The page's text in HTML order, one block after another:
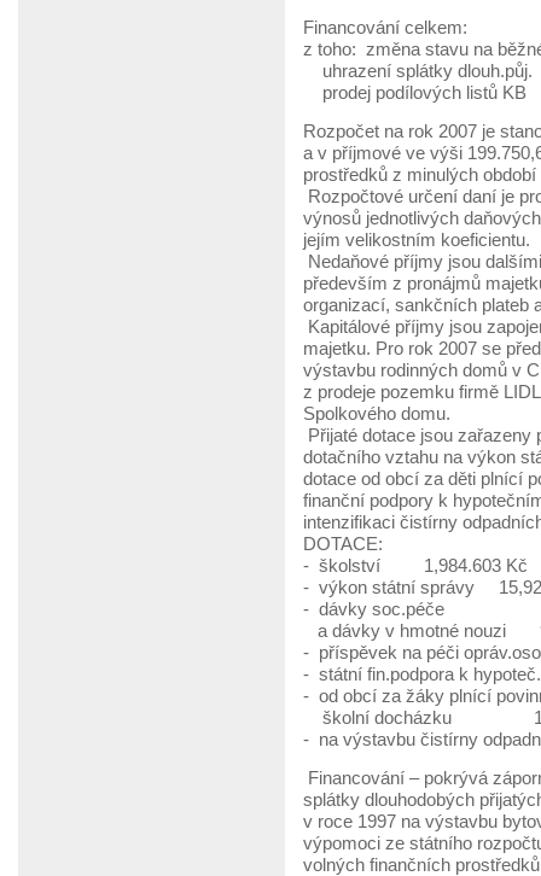
Financování celkem:
z toho: změna stavu na
uhrazení splátky
prodej podílových listů
Rozpočet na rok 2007 je
a v příjmové ve výši
prostředků z minulých
Rozpočtové určení daní je
výnosů jednotlivých
jejím velikostním koeficientu.
Nedaňové příjmy jsou
především z pronájmů
organizací, sankčních plateb
Kapitálové příjmy jsou
majetku. Pro rok 2007 se
výstavbu rodinných domů v
z prodeje pozemku firmě
Spolkového domu.
Přijaté dotace jsou
dotačního vztahu na výkon
dotace od obcí za děti plnící
finanční podpory k
intenzifikaci čistírny
DOTACE:
- školství 1,984.603 Kč
- výkon státní správy
- dávky soc.péče
a dávky v hmotné nouzi
- příspěvek na péči
- státní fin.podpora k
- od obcí za žáky plnící
školní docházku
- na výstavbu čistírny
Financování – pokrývá
splátky dlouhodobých
v roce 1997 na výstavbu
výpomoci ze státního
volných finančních